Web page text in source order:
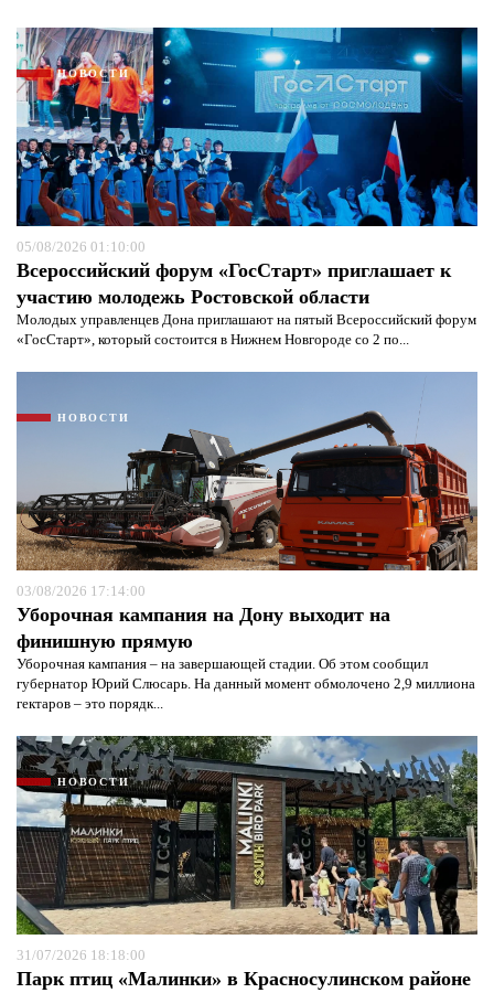
НОВОСТИ
05/08/2026 01:10:00
Всероссийский форум «ГосСтарт» приглашает к
участию молодежь Ростовской области
Молодых управленцев Дона приглашают на пятый Всероссийский форум
«ГосСтарт», который состоится в Нижнем Новгороде со 2 по...
НОВОСТИ
03/08/2026 17:14:00
Уборочная кампания на Дону выходит на
финишную прямую
Уборочная кампания – на завершающей стадии. Об этом сообщил
губернатор Юрий Слюсарь. На данный момент обмолочено 2,9 миллиона
гектаров – это порядк...
НОВОСТИ
31/07/2026 18:18:00
Парк птиц «Малинки» в Красносулинском районе
Я согласен с политикой конфиденциальности и
защиты информации*
Я согласен сполитикой конфиденциальности и